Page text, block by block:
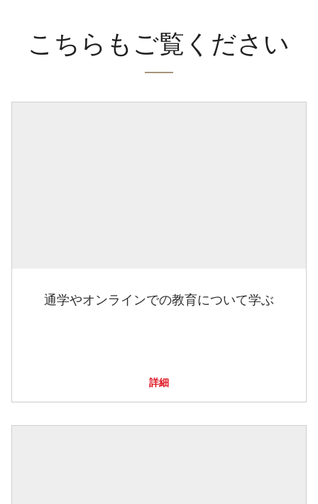
こちらもご覧ください
通学やオンラインでの教育について学ぶ
詳細